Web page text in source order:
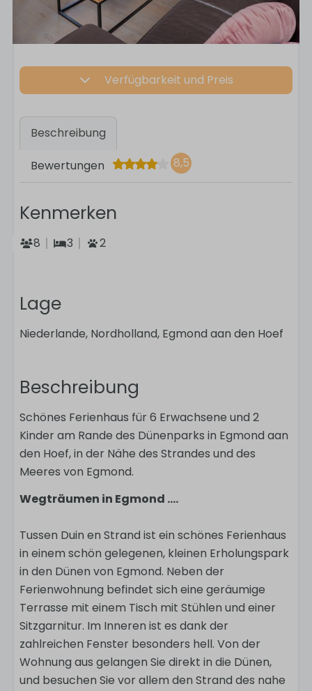
Verfügbarkeit und Preis
Beschreibung
Bewertungen 8,5
Kenmerken
8 3 2
Lage
Niederlande, Nordholland, Egmond aan den Hoef
Beschreibung
Schönes Ferienhaus für 6 Erwachsene und 2
Kinder am Rande des Dünenparks in Egmond aan
den Hoef, in der Nähe des Strandes und des
Meeres von Egmond.
Wegträumen in Egmond ....
Tussen Duin en Strand ist ein schönes Ferienhaus
in einem schön gelegenen, kleinen Erholungspark
in den Dünen von Egmond. Neben der
Ferienwohnung befindet sich eine geräumige
Terrasse mit einem Tisch mit Stühlen und einer
Sitzgarnitur. Im Inneren ist es dank der
zahlreichen Fenster besonders hell. Von der
Wohnung aus gelangen Sie direkt in die Dünen,
und besuchen Sie vor allem den Strand des nahe